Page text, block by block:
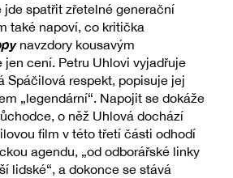
jde spatřit zřetelné generační
také napoví, co kritička
navzdory kousavým
jen cení. Petru Uhlovi vyjadřuje
Spáčilová respekt, popisuje jej
„legendární“. Napojit se dokáže
o něž Uhlová dochází
film v této třetí části odhodí
agendu, „od odborářské linky
lidské“, a dokonce se stává